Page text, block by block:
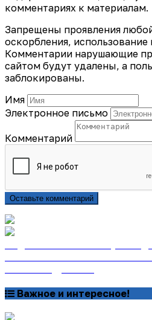
комментариях к материалам.
Запрещены проявления
оскорбления,
Комментарии нарушающие
сайтом будут удалены, а
заблокированы.
Имя
Электронное письмо
Комментарий
Оставьте комментарий
Важное и интересное!